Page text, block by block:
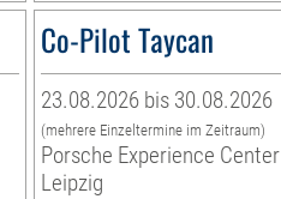
Co-Pilot Taycan
23.08.2026 bis 30.08.2026
(mehrere Einzeltermine im Zeitraum)
Porsche Experience Center
Leipzig